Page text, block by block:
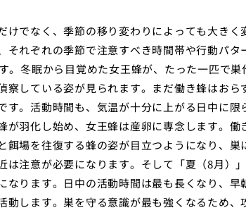
けでなく、季節の移り変わりによっても大きく
それぞれの季節で注意すべき時間帯や行動パ
。冬眠から目覚めた女王蜂が、たった一匹で巣
察している姿が見られます。まだ働き蜂はおら
す。活動時間も、気温が十分に上がる日中に
が羽化し始め、女王蜂は産卵に専念します。働
餌場を往復する蜂の姿が目立つようになり、巣
は注意が必要になります。そして「夏（8月）
なります。日中の活動時間は最も長くなり、早
動します。巣を守る意識が最も強くなるため、